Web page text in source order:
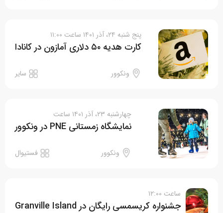
پنج شنبه ۲۴، آذر ۱۴۰۱ ساعت ۱۱:۰۰
کارت هدیه ۵۰ دلاری آمازون در کانادا
ونکوور سایر
چهارشنبه ۲۳، آذر ۱۴۰۱ ساعت
نمایشگاه زمستانی PNE در ونکوور
ونکوور فستیوال
ساعت ۱۲:۰۰
جشنواره کریسمسی رایگان در Granville Island